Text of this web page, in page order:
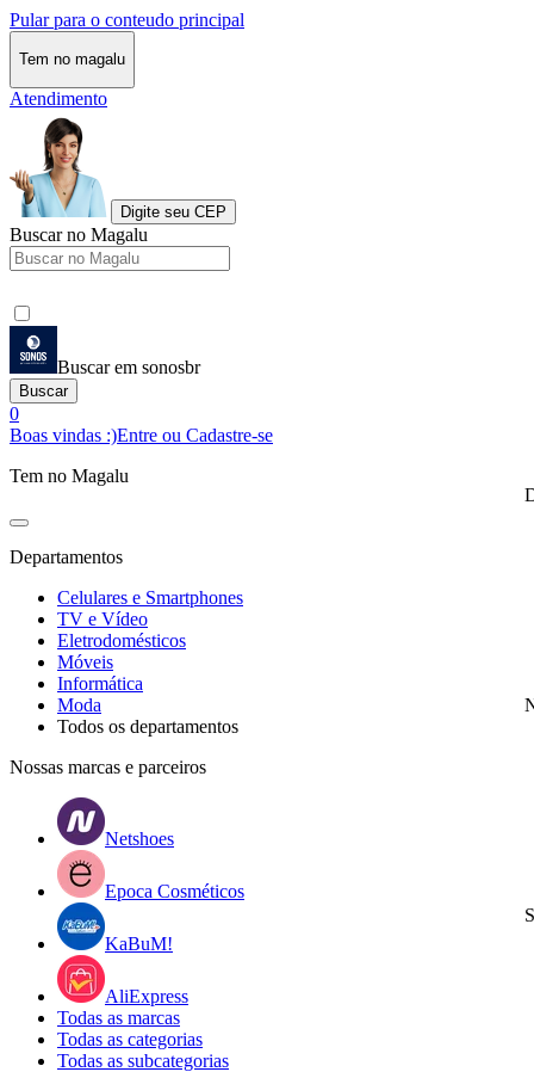
Pular para o conteudo principal
Tem no magalu
Atendimento
Digite seu CEP
Buscar no Magalu
Buscar em sonosbr
Buscar
0
Boas vindas :)Entre ou Cadastre-se
Tem no Magalu
Departamentos
Celulares e Smartphones
TV e Vídeo
Eletrodomésticos
Móveis
Informática
Moda
Todos os departamentos
Nossas marcas e parceiros
Netshoes
Epoca Cosméticos
KaBuM!
AliExpress
Todas as marcas
Todas as categorias
Todas as subcategorias